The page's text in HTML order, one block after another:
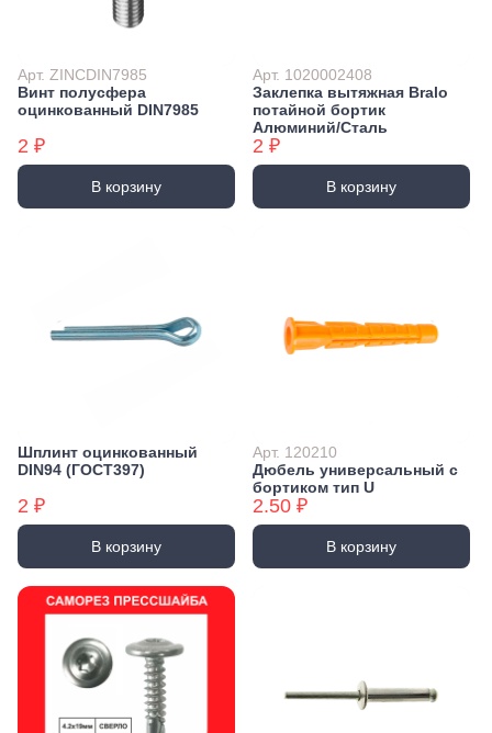
Арт. ZINCDIN7985
Винт полусфера
оцинкованный DIN7985
2 ₽
В корзину
Арт. 1020002408
Заклепка вытяжная Bralo
потайной бортик
Алюминий/Сталь
2 ₽
В корзину
Шплинт оцинкованный
DIN94 (ГОСТ397)
2 ₽
В корзину
Арт. 120210
Дюбель универсальный с
бортиком тип U
2.50 ₽
В корзину